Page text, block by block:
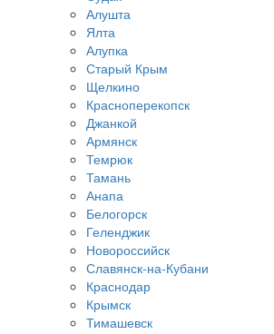
Алушта
Ялта
Алупка
Старый Крым
Щелкино
Красноперекопск
Джанкой
Армянск
Темрюк
Тамань
Анапа
Белогорск
Геленджик
Новороссийск
Славянск-на-Кубани
Краснодар
Крымск
Тимашевск